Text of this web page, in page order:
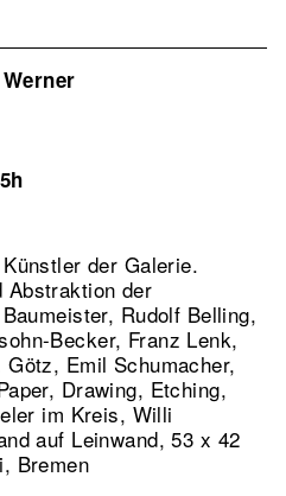
der Galerie.
Abstraktion der
Rudolf Belling,
Becker, Franz Lenk,
Emil Schumacher,
Drawing, Etching,
im Kreis, Willi
auf Leinwand, 53 x 42
Bremen